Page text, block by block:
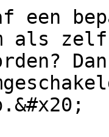
een
als